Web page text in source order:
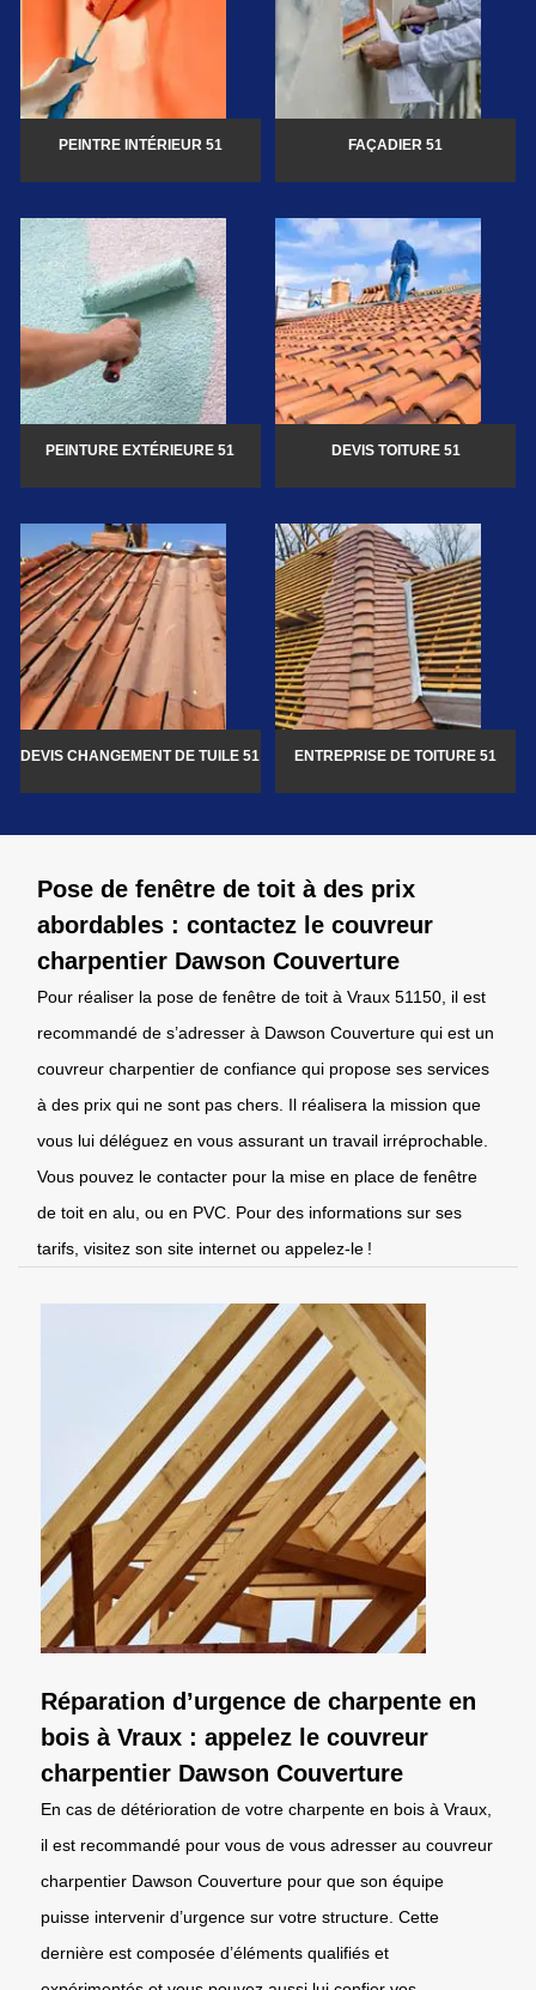
PEINTRE INTÉRIEUR 51 FAÇADIER 51
PEINTURE EXTÉRIEURE 51 DEVIS TOITURE 51
DEVIS CHANGEMENT DE TUILE 51 ENTREPRISE DE TOITURE 51
Pose de fenêtre de toit à des prix
abordables : contactez le couvreur
charpentier Dawson Couverture
Pour réaliser la pose de fenêtre de toit à Vraux 51150, il est
recommandé de s’adresser à Dawson Couverture qui est un
couvreur charpentier de confiance qui propose ses services
à des prix qui ne sont pas chers. Il réalisera la mission que
vous lui déléguez en vous assurant un travail irréprochable.
Vous pouvez le contacter pour la mise en place de fenêtre
de toit en alu, ou en PVC. Pour des informations sur ses
tarifs, visitez son site internet ou appelez-le !
Réparation d’urgence de charpente en
bois à Vraux : appelez le couvreur
charpentier Dawson Couverture
En cas de détérioration de votre charpente en bois à Vraux,
il est recommandé pour vous de vous adresser au couvreur
charpentier Dawson Couverture pour que son équipe
puisse intervenir d’urgence sur votre structure. Cette
dernière est composée d’éléments qualifiés et